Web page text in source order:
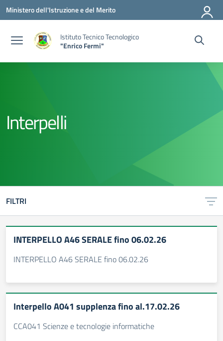
Vai ai contenuti
Vai al menu di navigazione
Vai al footer
Ministero dell'Istruzione e del Merito
Istituto Tecnico Tecnologico
"Enrico Fermi"
Interpelli
FILTRI
INTERPELLO A46 SERALE fino 06.02.26
INTERPELLO A46 SERALE fino 06.02.26
Interpello A041 supplenza fino al.17.02.26
CCA041 Scienze e tecnologie informatiche